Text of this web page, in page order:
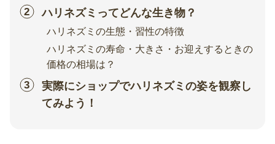
ハリネズミってどんな生き物？
ハリネズミの生態・習性の特徴
ハリネズミの寿命・大きさ・お迎えするときの
価格の相場は？
実際にショップでハリネズミの姿を観察し
てみよう！